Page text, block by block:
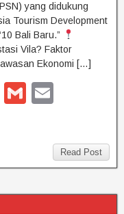
yang didukung
Tourism Development
Bali Baru.”
Vila? Faktor
Ekonomi […]
M
G
Read Post